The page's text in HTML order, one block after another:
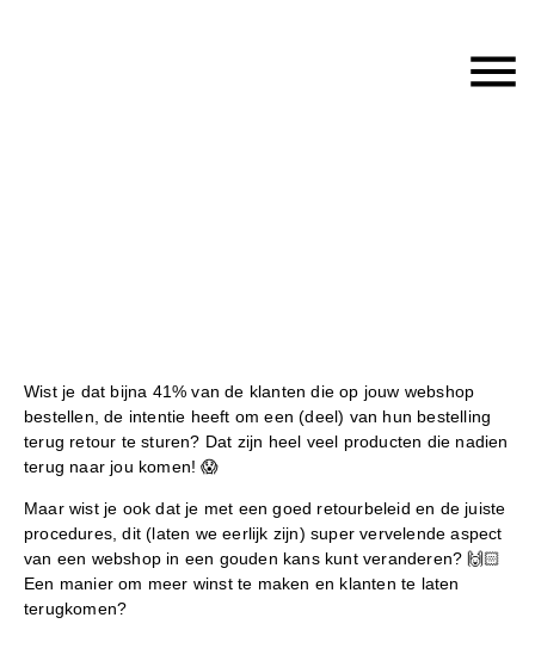
Wist je dat bijna 41% van de klanten die op jouw webshop
bestellen, de intentie heeft om een (deel) van hun bestelling
terug retour te sturen? Dat zijn heel veel producten die nadien
terug naar jou komen! 😱
Maar wist je ook dat je met een goed retourbeleid en de juiste
procedures, dit (laten we eerlijk zijn) super vervelende aspect
van een webshop in een gouden kans kunt veranderen? 🙌🏻
Een manier om meer winst te maken en klanten te laten
terugkomen?